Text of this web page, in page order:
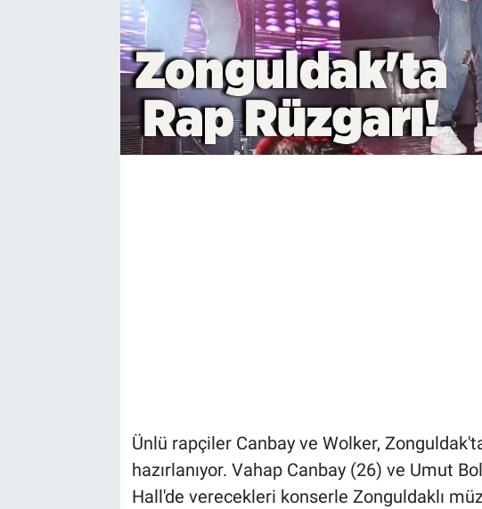
Ünlü rapçiler Canbay ve Wolker,
hazırlanıyor. Vahap Canbay (26) ve Umut
Hall'de verecekleri konserle Zonguldaklı